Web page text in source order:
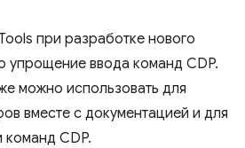
при разработке нового
упрощение ввода команд CDP.
можно использовать для
вместе с документацией и для
CDP.